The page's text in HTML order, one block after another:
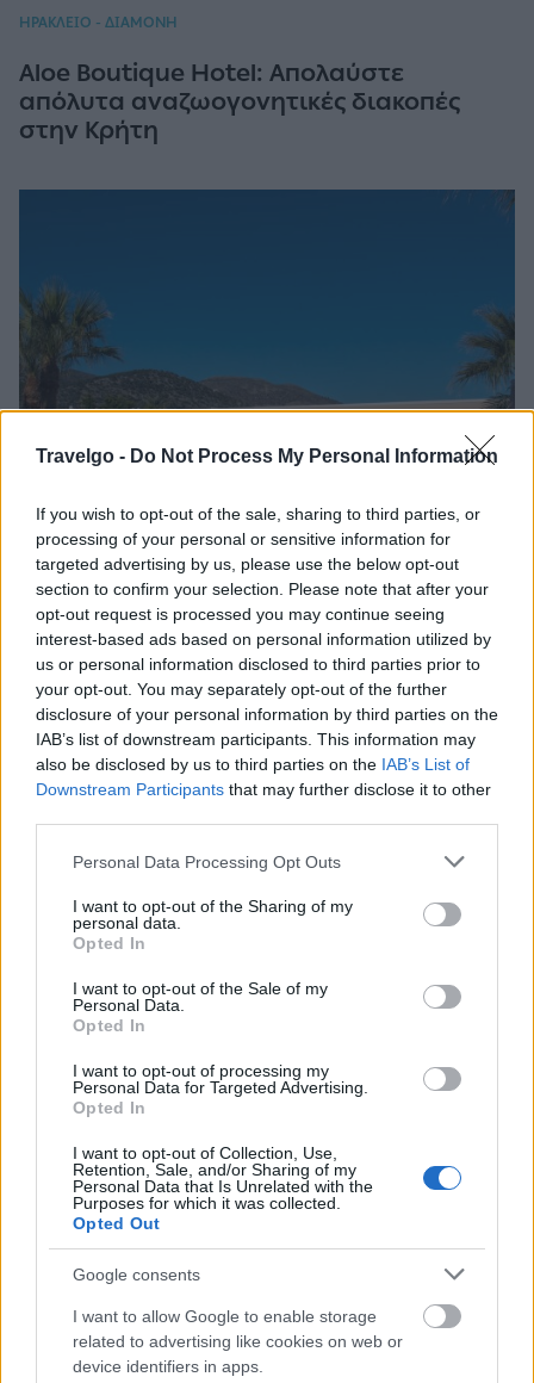
Travelgo - Do Not Process My Personal Information
If you wish to opt-out of the sale, sharing to third parties, or
processing of your personal or sensitive information for
targeted advertising by us, please use the below opt-out
section to confirm your selection. Please note that after your
opt-out request is processed you may continue seeing
interest-based ads based on personal information utilized by
us or personal information disclosed to third parties prior to
your opt-out. You may separately opt-out of the further
disclosure of your personal information by third parties on the
IAB’s list of downstream participants. This information may
also be disclosed by us to third parties on the IAB’s List of
Downstream Participants that may further disclose it to other
Please note that this website/app uses one or more Google
not limited to your visit or usage behaviour. You may click to
grant or deny consent to Google and its third-party tags to
use your data for below specified purposes in below Google
consent section.
Personal Data Processing Opt Outs
I want to opt-out of the Sharing of my
personal data.
Opted In
I want to opt-out of the Sale of my
Personal Data.
Opted In
I want to opt-out of processing my
Personal Data for Targeted Advertising.
Opted In
I want to opt-out of Collection, Use,
Retention, Sale, and/or Sharing of my
Personal Data that Is Unrelated with the
Purposes for which it was collected.
Opted Out
Google consents
I want to allow Google to enable storage
related to advertising like cookies on web or
device identifiers in apps.
ΗΡΑΚΛΕΙΟ - ΔΙΑΜΟΝΗ
Aloe Boutique Hotel: Απολαύστε
απόλυτα αναζωογονητικές διακοπές
στην Κρήτη
ΗΡΑΚΛΕΙΟ - ΔΙΑΜΟΝΗ